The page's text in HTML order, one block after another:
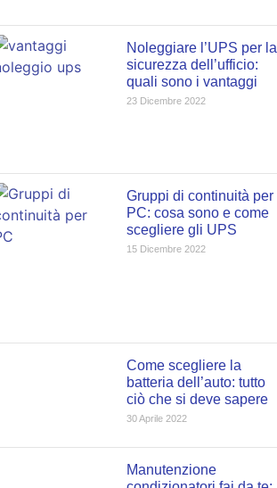
Noleggiare l’UPS per la
sicurezza dell’ufficio:
quali sono i vantaggi
23 Dicembre 2022
Gruppi di continuità per
PC: cosa sono e come
scegliere gli UPS
15 Dicembre 2022
Come scegliere la
batteria dell’auto: tutto
ciò che si deve sapere
30 Aprile 2022
Manutenzione